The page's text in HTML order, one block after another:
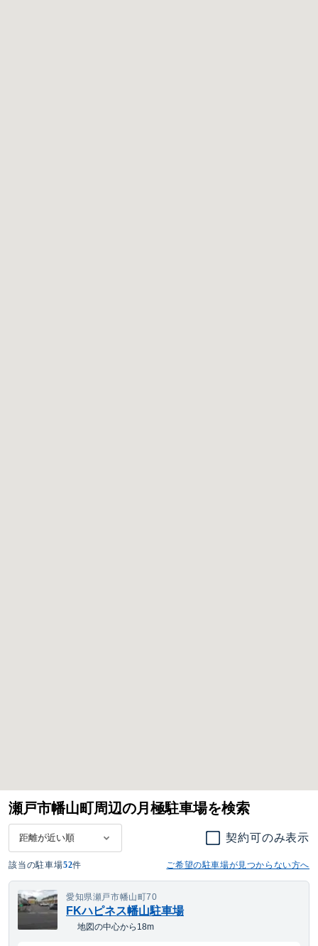
瀬戸市幡山町周辺の月極駐車場を検索
契約可のみ表示
該当の駐車場52件 ご希望の駐車場が見つからない方へ
愛知県瀬戸市幡山町70
FKハピネス幡山駐車場
地図の中心から18m